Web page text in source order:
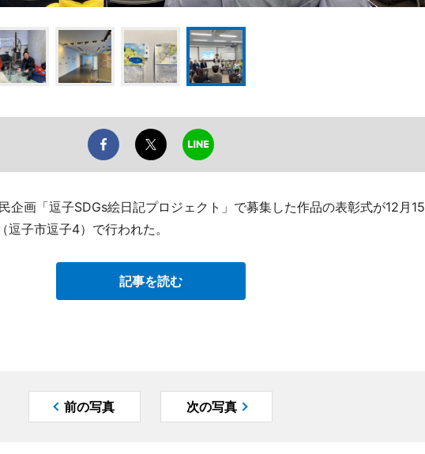
企画「逗子SDGs絵日記プロジェクト」で募集した作品の表彰式が12月15
子市逗子4）で行われた。
記事を読む
前の写真 次の写真